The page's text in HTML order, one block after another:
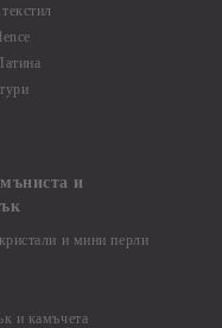
и
и мини перли
и камъчета